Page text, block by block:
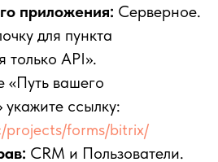
приложения: Серверное.
для пункта
только API».
«Путь вашего
ссылку:
forms/bitrix/
CRM и Пользователи.